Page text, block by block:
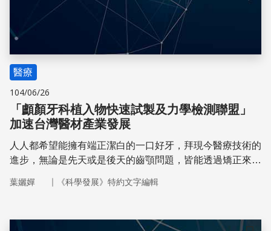
醫療
104/06/26
「顱顏牙科植入物快速試製及力學檢測聯盟」
加速台灣醫材產業發展
人人都希望能擁有端正潔白的一口好牙，拜現今醫療技術的
進步，無論是先天或是後天的齒顎問題，皆能透過矯正來改
顎矯正時，會依據患者的需求，使用不同的工具與植入物，
中微小骨釘是當作矯正錨定源，而骨板可固定欲整形的骨
葉孋嬋 ｜ 《科學發展》特約文字編輯